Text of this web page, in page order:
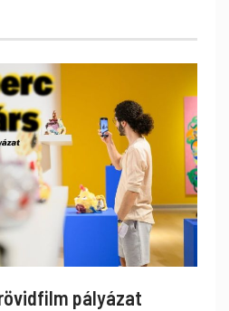
pályázat